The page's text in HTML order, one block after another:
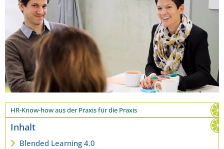
HR-Know-how aus der Praxis für die Praxis
Inhalt
Blended Learning 4.0